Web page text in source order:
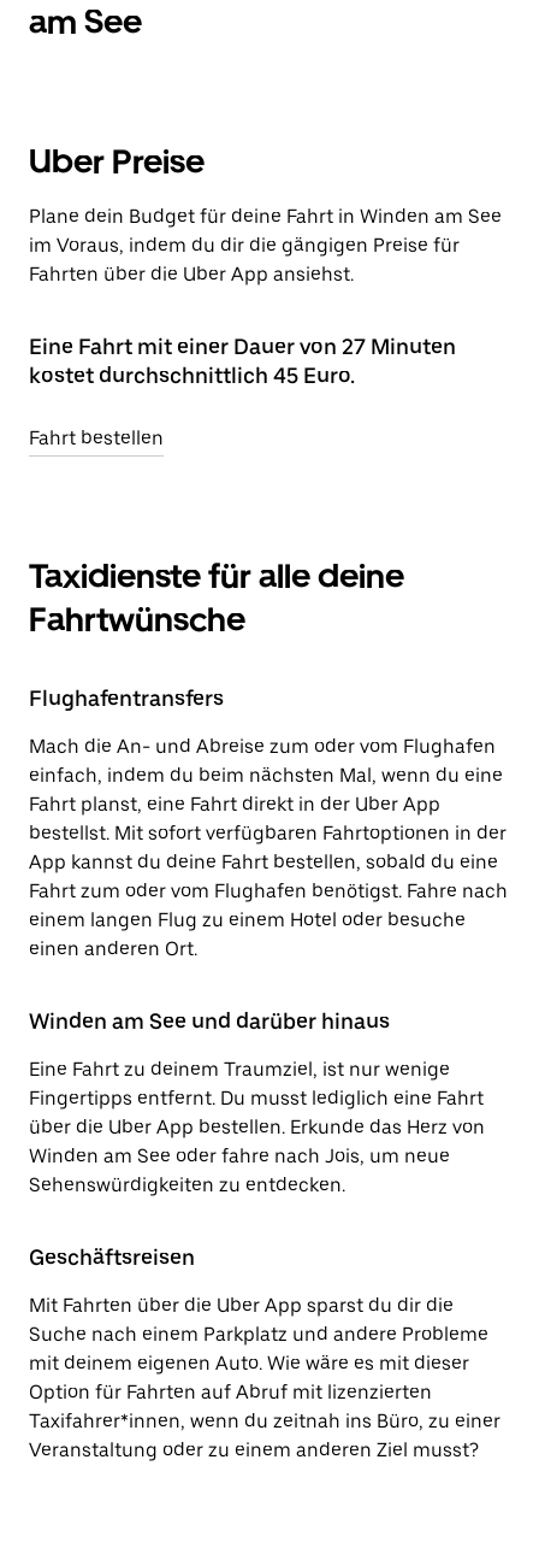
am See
Uber Preise
Plane dein Budget für deine Fahrt in Winden am See
im Voraus, indem du dir die gängigen Preise für
Fahrten über die Uber App ansiehst.
Eine Fahrt mit einer Dauer von 27 Minuten
kostet durchschnittlich 45 Euro.
Fahrt bestellen
Taxidienste für alle deine
Fahrtwünsche
Flughafentransfers
Mach die An- und Abreise zum oder vom Flughafen
einfach, indem du beim nächsten Mal, wenn du eine
Fahrt planst, eine Fahrt direkt in der Uber App
bestellst. Mit sofort verfügbaren Fahrtoptionen in der
App kannst du deine Fahrt bestellen, sobald du eine
Fahrt zum oder vom Flughafen benötigst. Fahre nach
einem langen Flug zu einem Hotel oder besuche
einen anderen Ort.
Winden am See und darüber hinaus
Eine Fahrt zu deinem Traumziel, ist nur wenige
Fingertipps entfernt. Du musst lediglich eine Fahrt
über die Uber App bestellen. Erkunde das Herz von
Winden am See oder fahre nach Jois, um neue
Sehenswürdigkeiten zu entdecken.
Geschäftsreisen
Mit Fahrten über die Uber App sparst du dir die
Suche nach einem Parkplatz und andere Probleme
mit deinem eigenen Auto. Wie wäre es mit dieser
Option für Fahrten auf Abruf mit lizenzierten
Taxifahrer*innen, wenn du zeitnah ins Büro, zu einer
Veranstaltung oder zu einem anderen Ziel musst?